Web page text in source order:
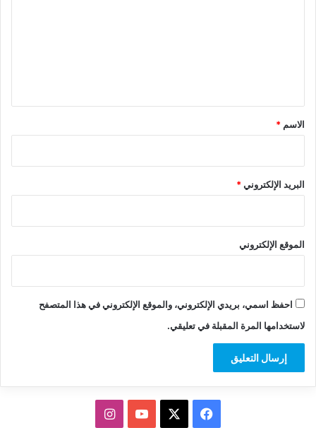
*
الاسم *
البريد الإلكتروني*
الموقع الإلكتروني
احفظ اسمي، بريدي الإلكتروني، والموقع الإلكتروني في هذا المتصفح
لاستخدامها المرة المقبلة في تعليقي.
فيسبوك ‫YouTubeانستقرام